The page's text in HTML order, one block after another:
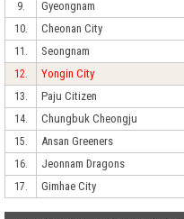
9.
Gyeongnam
10.
Cheonan City
11.
Seongnam
12.
Yongin City
13.
Paju Citizen
14.
Chungbuk Cheongju
15.
Ansan Greeners
16.
Jeonnam Dragons
17.
Gimhae City